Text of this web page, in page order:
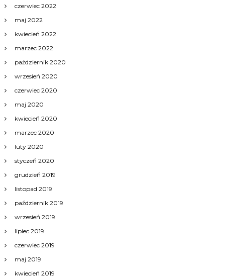
czerwiec 2022
maj 2022
kwiecień 2022
marzec 2022
październik 2020
wrzesień 2020
czerwiec 2020
maj 2020
kwiecień 2020
marzec 2020
luty 2020
styczeń 2020
grudzień 2019
listopad 2019
październik 2019
wrzesień 2019
lipiec 2019
czerwiec 2019
maj 2019
kwiecień 2019